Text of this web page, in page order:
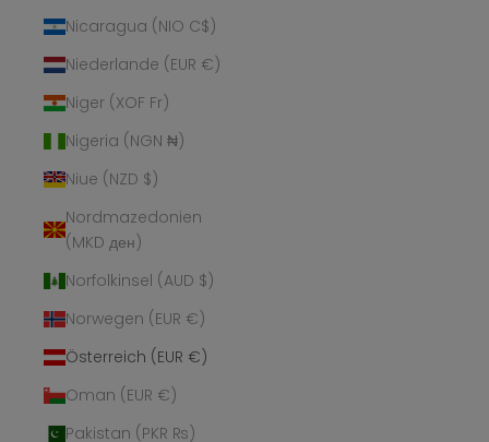
Nicaragua (NIO C$)
Niederlande (EUR €)
Niger (XOF Fr)
Nigeria (NGN ₦)
Niue (NZD $)
Nordmazedonien
(MKD ден)
Norfolkinsel (AUD $)
Norwegen (EUR €)
Österreich (EUR €)
Oman (EUR €)
Pakistan (PKR ₨)